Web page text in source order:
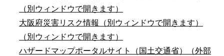
（別ウィンドウで開きます）
大阪府災害リスク情報（別ウィンドウで開きます）
（別ウィンドウで開きます）
ハザードマップポータルサイト（国土交通省）（外部